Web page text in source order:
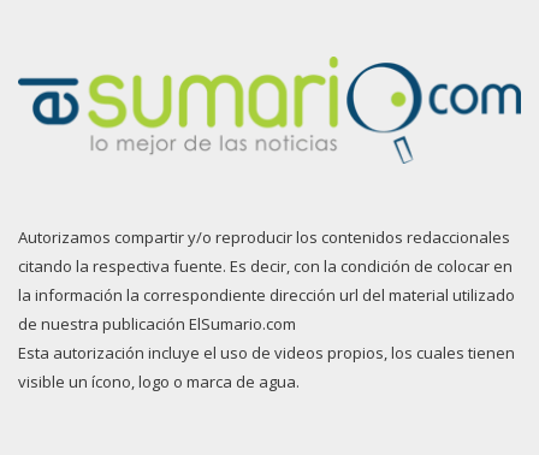
Autorizamos compartir y/o reproducir los contenidos redaccionales
citando la respectiva fuente. Es decir, con la condición de colocar en
la información la correspondiente dirección url del material utilizado
de nuestra publicación ElSumario.com
Esta autorización incluye el uso de videos propios, los cuales tienen
visible un ícono, logo o marca de agua.